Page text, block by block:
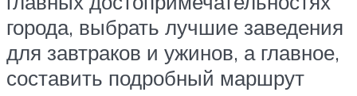
города, выбрать лучшие заведения
для завтраков и ужинов, а главное,
составить подробный маршрут